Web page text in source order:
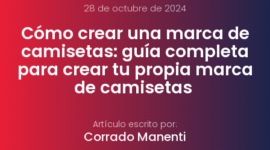
28 de octubre de 2024
Cómo crear una marca de
camisetas: guía completa
para crear tu propia marca
de camisetas
Artículo escrito por:
Corrado Manenti